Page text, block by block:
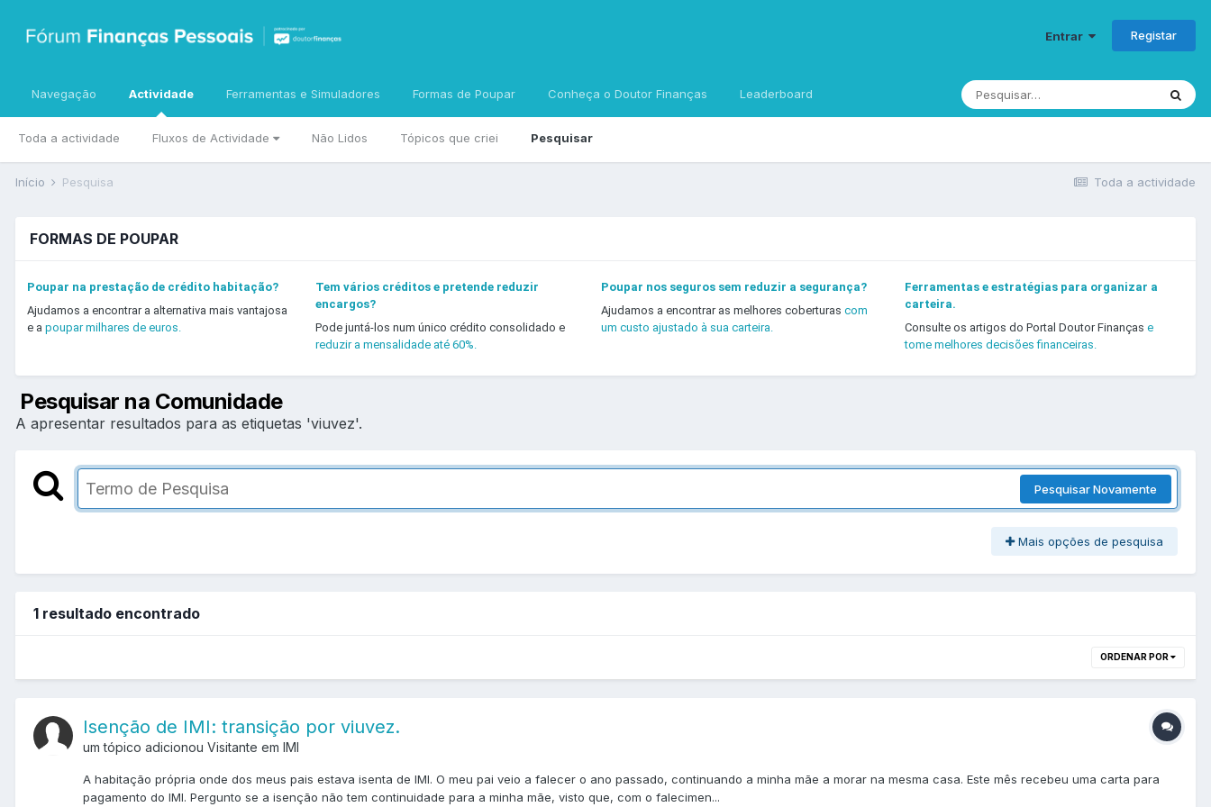
Entrar Registar
Navegação Actividade
Toda a actividade Fluxos de Actividade Não Lidos Tópicos que criei Pesquisar
Ferramentas e Simuladores Formas de Poupar Conheça o Doutor Finanças Leaderboard
Toda a actividade
Início Pesquisa
FORMAS DE POUPAR
Poupar na prestação de crédito habitação?
Ajudamos a encontrar a alternativa mais vantajosa
e a poupar milhares de euros.
Tem vários créditos e pretende reduzir
encargos?
Pode juntá-los num único crédito consolidado e
reduzir a mensalidade até 60%.
Poupar nos seguros sem reduzir a segurança?
Ajudamos a encontrar as melhores coberturascom
um custo ajustado à sua carteira.
Ferramentas e estratégias para organizar a
carteira.
Consulte os artigos do Portal Doutor Finanças e
tome melhores decisões financeiras.
Pesquisar na Comunidade
A apresentar resultados para as etiquetas 'viuvez'.
Pesquisar Novamente
Mais opções de pesquisa
1 resultado encontrado
ORDENAR POR
Isenção de IMI: transição por viuvez.
um tópico adicionou Visitante em IMI
A habitação própria onde dos meus pais estava isenta de IMI. O meu pai veio a falecer o ano passado, continuando a minha mãe a morar na mesma casa. Este mês recebeu uma carta para
pagamento do IMI. Pergunto se a isenção não tem continuidade para a minha mãe, visto que, com o falecimen...